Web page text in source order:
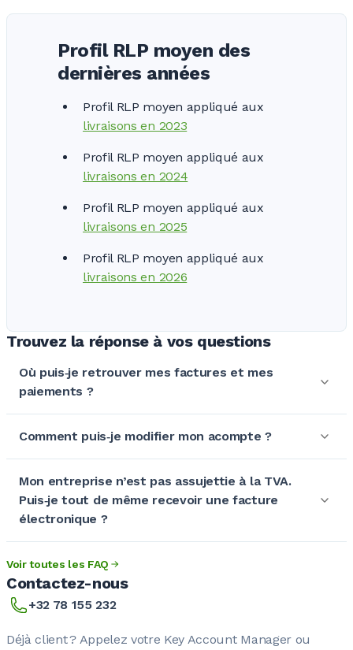
Profil RLP moyen des
dernières années
Profil RLP moyen appliqué aux
livraisons en 2023
Profil RLP moyen appliqué aux
livraisons en 2024
Profil RLP moyen appliqué aux
livraisons en 2025
Profil RLP moyen appliqué aux
livraisons en 2026
Trouvez la réponse à vos questions
Où puis‑je retrouver mes factures et mes
paiements ?
Comment puis‑je modifier mon acompte ?
Mon entreprise n’est pas assujettie à la TVA.
Puis‑je tout de même recevoir une facture
électronique ?
Voir toutes les FAQ
Contactez-nous
+32 78 155 232
Déjà client ? Appelez votre Key Account Manager ou